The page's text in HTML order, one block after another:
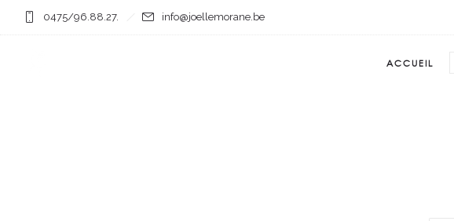
0475/96.88.27. info@joellemorane.be
ACCUEIL